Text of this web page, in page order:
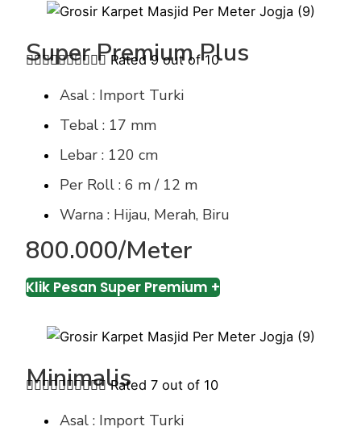
Super Premium Plus
 Rated 9 out of 10
Asal : Import Turki
Tebal : 17 mm
Lebar : 120 cm
Per Roll : 6 m / 12 m
Warna : Hijau, Merah, Biru
800.000/Meter
Klik Pesan Super Premium +
Minimalis
 Rated 7 out of 10
Asal : Import Turki